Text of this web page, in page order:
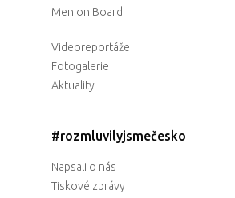
Men on Board
Videoreportáže
Fotogalerie
Aktuality
#rozmluvilyjsmečesko
Napsali o nás
Tiskové zprávy